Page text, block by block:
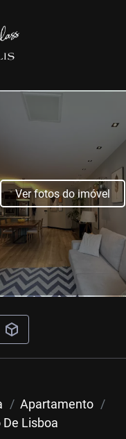
Ver fotos do imóvel
Apartamento
Lisboa